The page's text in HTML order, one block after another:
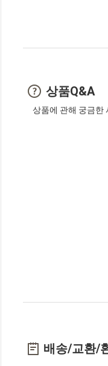
상품Q&A
상품에 관해 궁금한
배송/교환/